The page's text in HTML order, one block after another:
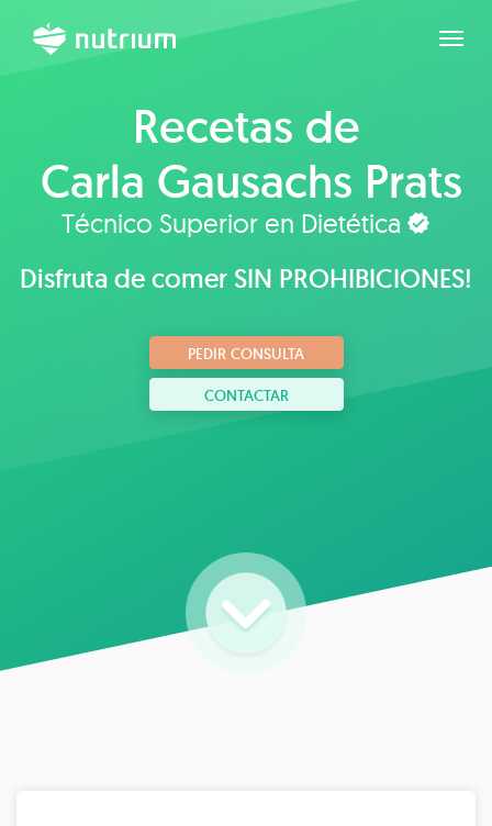
Recetas de
Carla Gausachs Prats
Técnico Superior en Dietética
Disfruta de comer SIN PROHIBICIONES!
PEDIR CONSULTA
CONTACTAR